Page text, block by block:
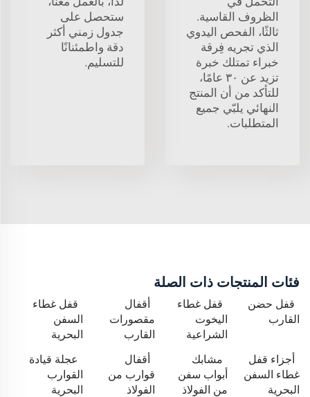
الظروف القاسية.
ثالثًا، الفحص اليدوي
الذي تجريه فِرقة
خبراء تمتلك خبرة
تزيد عن ٣٠ عامًا،
للتأكد من أن المنتج
النهائي يلبّي جميع
المتطلبات.
ستحصل على
جدول زمني أكثر
دقة واطمئنانًا
للتسليم.
فئات المنتجات ذات الصلة
قفل حضن
القارب
قفل غطاء
اليخوت
الشراعية
أقفال
مقصورات
القارب
قفل غطاء
السفن
البحرية
أجزاء قفل
غطاء السفن
البحرية
مشابك
أبواب سفن
من الفولاذ
أقفال
قوارب من
الفولاذ
عجلة قيادة
القوارب
البحرية